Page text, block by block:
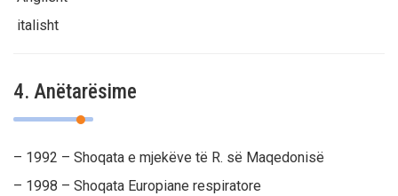
italisht
4. Anëtarësime
– 1992 – Shoqata e mjekëve të R. së Maqedonisë
– 1998 – Shoqata Europiane respiratore